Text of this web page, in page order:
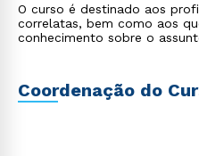
O curso é destinado aos
correlatas, bem como aos
conhecimento sobre o
Coordenação do